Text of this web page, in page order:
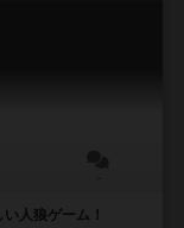
人狼ゲーム！